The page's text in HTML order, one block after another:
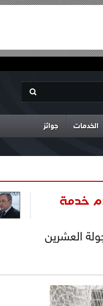
الخدمات جوائز
10 لاعبين ويقدم خدمة
العشرين